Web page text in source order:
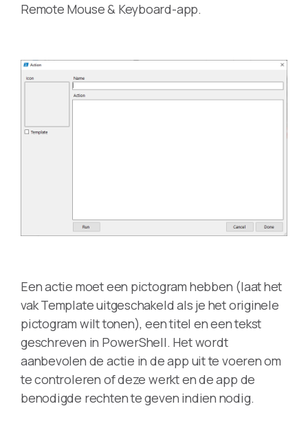
Remote Mouse & Keyboard-app.
Een actie moet een pictogram hebben (laat het
vak Template uitgeschakeld als je het originele
pictogram wilt tonen), een titel en een tekst
geschreven in PowerShell. Het wordt
aanbevolen de actie in de app uit te voeren om
te controleren of deze werkt en de app de
benodigde rechten te geven indien nodig.